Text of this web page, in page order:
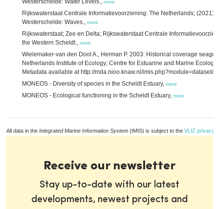
Westerschelde: Water Levels., more
Rijkswaterstaat Centrale Informatievoorziening: The Netherlands; (2021):
Westerschelde: Waves., more
Rijkswaterstaat; Zee en Delta; Rijkswaterstaat Centrale
the Western Scheldt., more
Wielemaker-van den Dool A., Herman P. 2003: Historical coverage
Netherlands Institute of Ecology; Centre for Estuarine and Marine
Metadata available at http://mda.nioo.knaw.nl/
MONEOS - Diversity of species in the Scheldt Estuary, more
MONEOS - Ecological functioning in the Scheldt Estuary, more
All data in the Integrated Marine Information System (IMIS) is subject to the VLIZ privacy
Receive our newsletter
Stay up-to-date with our latest
developments, newest projects and